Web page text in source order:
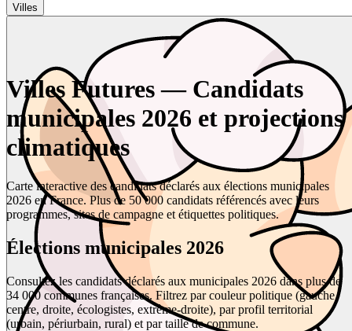
Villes
Villes Futures — Candidats
municipales 2026 et projections
climatiques
Carte interactive des candidats déclarés aux élections municipales
2026 en France. Plus de 50 000 candidats référencés avec leurs
programmes, sites de campagne et étiquettes politiques.
Élections municipales 2026
Consultez les candidats déclarés aux municipales 2026 dans plus de
34 000 communes françaises. Filtrez par couleur politique (gauche,
centre, droite, écologistes, extrême-droite), par profil territorial
(urbain, périurbain, rural) et par taille de commune.